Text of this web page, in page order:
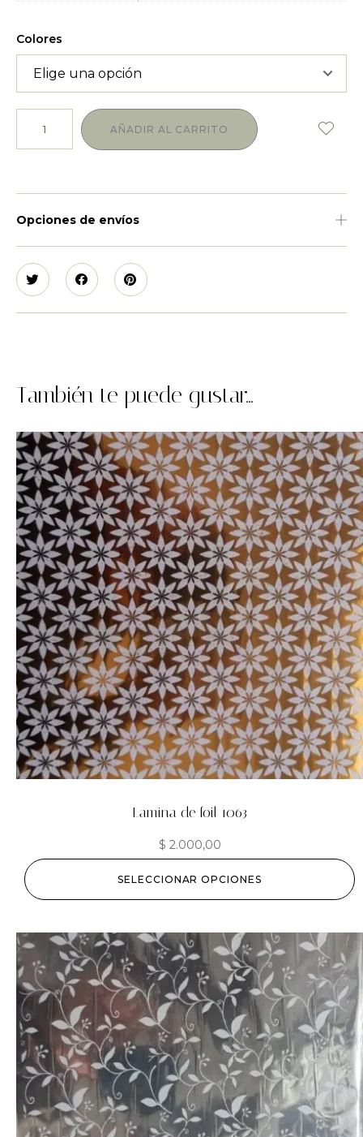
Colores
AÑADIR AL CARRITO
Opciones de envíos
También te puede gustar...
Lamina de foil 1063
$ 2.000,00
SELECCIONAR OPCIONES